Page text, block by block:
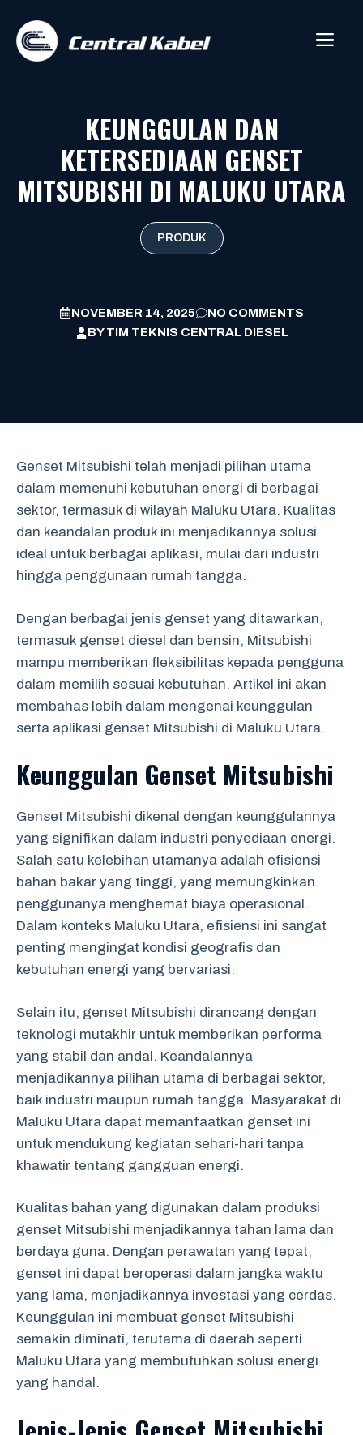
content
KEUNGGULAN DAN
KETERSEDIAAN GENSET
MITSUBISHI DI MALUKU UTARA
PRODUK
NOVEMBER 14, 2025
NO COMMENTS
BYTIM TEKNIS CENTRAL DIESEL
Genset Mitsubishi telah menjadi pilihan utama
dalam memenuhi kebutuhan energi di berbagai
sektor, termasuk di wilayah Maluku Utara. Kualitas
dan keandalan produk ini menjadikannya solusi
ideal untuk berbagai aplikasi, mulai dari industri
hingga penggunaan rumah tangga.
Dengan berbagai jenis genset yang ditawarkan,
termasuk genset diesel dan bensin, Mitsubishi
mampu memberikan fleksibilitas kepada pengguna
dalam memilih sesuai kebutuhan. Artikel ini akan
membahas lebih dalam mengenai keunggulan
serta aplikasi genset Mitsubishi di Maluku Utara.
Keunggulan Genset Mitsubishi
Genset Mitsubishi dikenal dengan keunggulannya
yang signifikan dalam industri penyediaan energi.
Salah satu kelebihan utamanya adalah efisiensi
bahan bakar yang tinggi, yang memungkinkan
penggunanya menghemat biaya operasional.
Dalam konteks Maluku Utara, efisiensi ini sangat
penting mengingat kondisi geografis dan
kebutuhan energi yang bervariasi.
Selain itu, genset Mitsubishi dirancang dengan
teknologi mutakhir untuk memberikan performa
yang stabil dan andal. Keandalannya
menjadikannya pilihan utama di berbagai sektor,
baik industri maupun rumah tangga. Masyarakat di
Maluku Utara dapat memanfaatkan genset ini
untuk mendukung kegiatan sehari-hari tanpa
khawatir tentang gangguan energi.
Kualitas bahan yang digunakan dalam produksi
genset Mitsubishi menjadikannya tahan lama dan
berdaya guna. Dengan perawatan yang tepat,
genset ini dapat beroperasi dalam jangka waktu
yang lama, menjadikannya investasi yang cerdas.
Keunggulan ini membuat genset Mitsubishi
semakin diminati, terutama di daerah seperti
Maluku Utara yang membutuhkan solusi energi
yang handal.